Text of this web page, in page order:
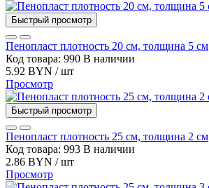
Быстрый просмотр
Пенопласт плотность 20 см, толщина 5 см
Код товара: 990 В наличии
5.92 BYN / шт
Просмотр
Быстрый просмотр
Пенопласт плотность 25 см, толщина 2 см
Код товара: 993 В наличии
2.86 BYN / шт
Просмотр